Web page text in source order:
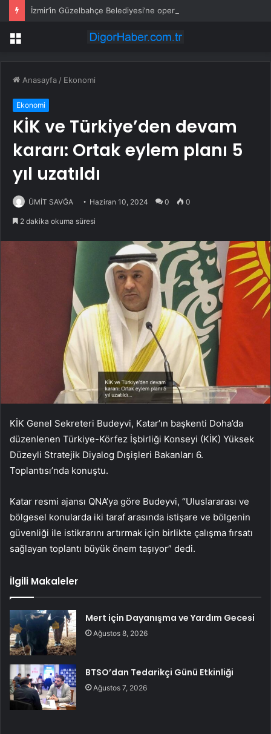
Menü
Anasayfa / Ekonomi
Ekonomi
KİK ve Türkiye’den devam
kararı: Ortak eylem planı 5
yıl uzatıldı
ÜMİT SAVĞA Haziran 10, 2024 0 0
2 dakika okuma süresi
KİK Genel Sekreteri Budeyvi, Katar’ın başkenti Doha’da
düzenlenen Türkiye-Körfez İşbirliği Konseyi (KİK) Yüksek
Düzeyli Stratejik Diyalog Dışişleri Bakanları 6.
Toplantısı’nda konuştu.
Katar resmi ajansı QNA’ya göre Budeyvi, “Uluslararası ve
bölgesel konularda iki taraf arasında istişare ve bölgenin
güvenliği ile istikrarını artırmak için birlikte çalışma fırsatı
sağlayan toplantı büyük önem taşıyor” dedi.
İlgili Makaleler
Mert için Dayanışma ve Yardım Gecesi
Ağustos 8, 2026
BTSO’dan Tedarikçi Günü Etkinliği
Ağustos 7, 2026